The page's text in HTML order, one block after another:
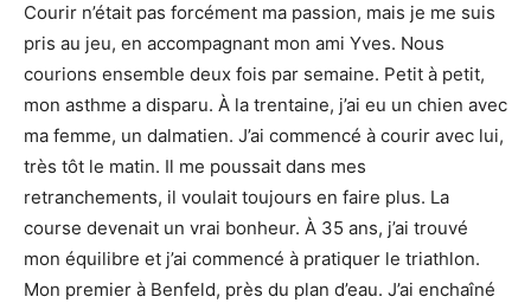
Courir n’était pas forcément ma passion, mais je me suis
pris au jeu, en accompagnant mon ami Yves. Nous
courions ensemble deux fois par semaine. Petit à petit,
mon asthme a disparu. À la trentaine, j’ai eu un chien avec
ma femme, un dalmatien. J’ai commencé à courir avec lui,
très tôt le matin. Il me poussait dans mes
retranchements, il voulait toujours en faire plus. La
course devenait un vrai bonheur. À 35 ans, j’ai trouvé
mon équilibre et j’ai commencé à pratiquer le triathlon.
Mon premier à Benfeld, près du plan d’eau. J’ai enchaîné